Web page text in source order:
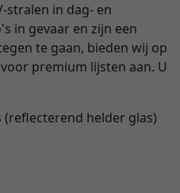
stralen in dag- en
in gevaar en zijn een
te gaan, bieden wij op
premium lijsten aan. U
helder glas)